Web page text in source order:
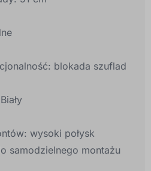
blokada szuflad
wysoki połysk
samodzielnego montażu